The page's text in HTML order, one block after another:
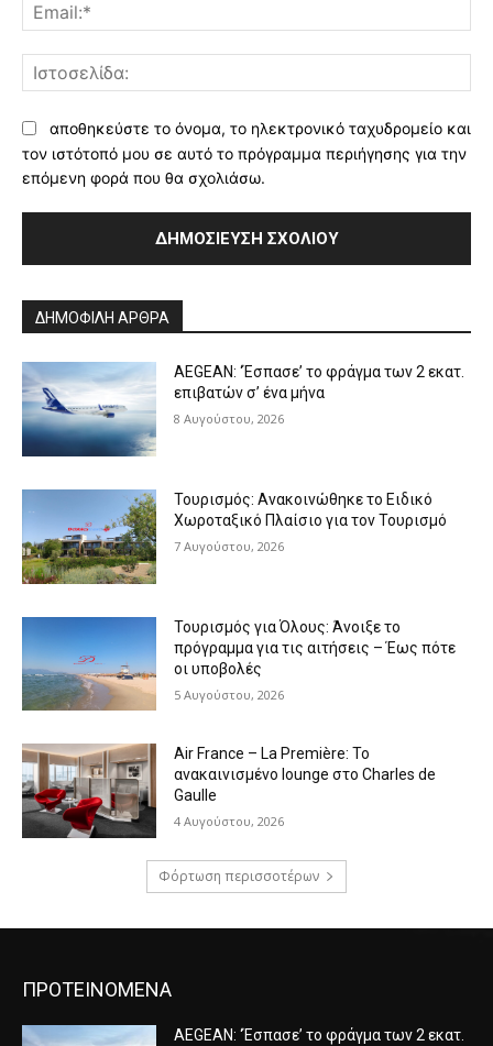
αποθηκεύστε το όνομα, το ηλεκτρονικό ταχυδρομείο και
τον ιστότοπό μου σε αυτό το πρόγραμμα περιήγησης για την
επόμενη φορά που θα σχολιάσω.
ΔΗΜΟΦΙΛΗ ΑΡΘΡΑ
AEGEAN: ‘Έσπασε’ το φράγμα των 2 εκατ.
επιβατών σ’ ένα μήνα
8 Αυγούστου, 2026
Τουρισμός: Ανακοινώθηκε το Ειδικό
Χωροταξικό Πλαίσιο για τον Τουρισμό
7 Αυγούστου, 2026
Τουρισμός για Όλους: Άνοιξε το
πρόγραμμα για τις αιτήσεις – Έως πότε
οι υποβολές
5 Αυγούστου, 2026
Air France – La Première: Το
ανακαινισμένο lounge στο Charles de
Gaulle
4 Αυγούστου, 2026
Φόρτωση περισσοτέρων
ΠΡΟΤΕΙΝΟΜΕΝΑ
AEGEAN: ‘Έσπασε’ το φράγμα των 2 εκατ.